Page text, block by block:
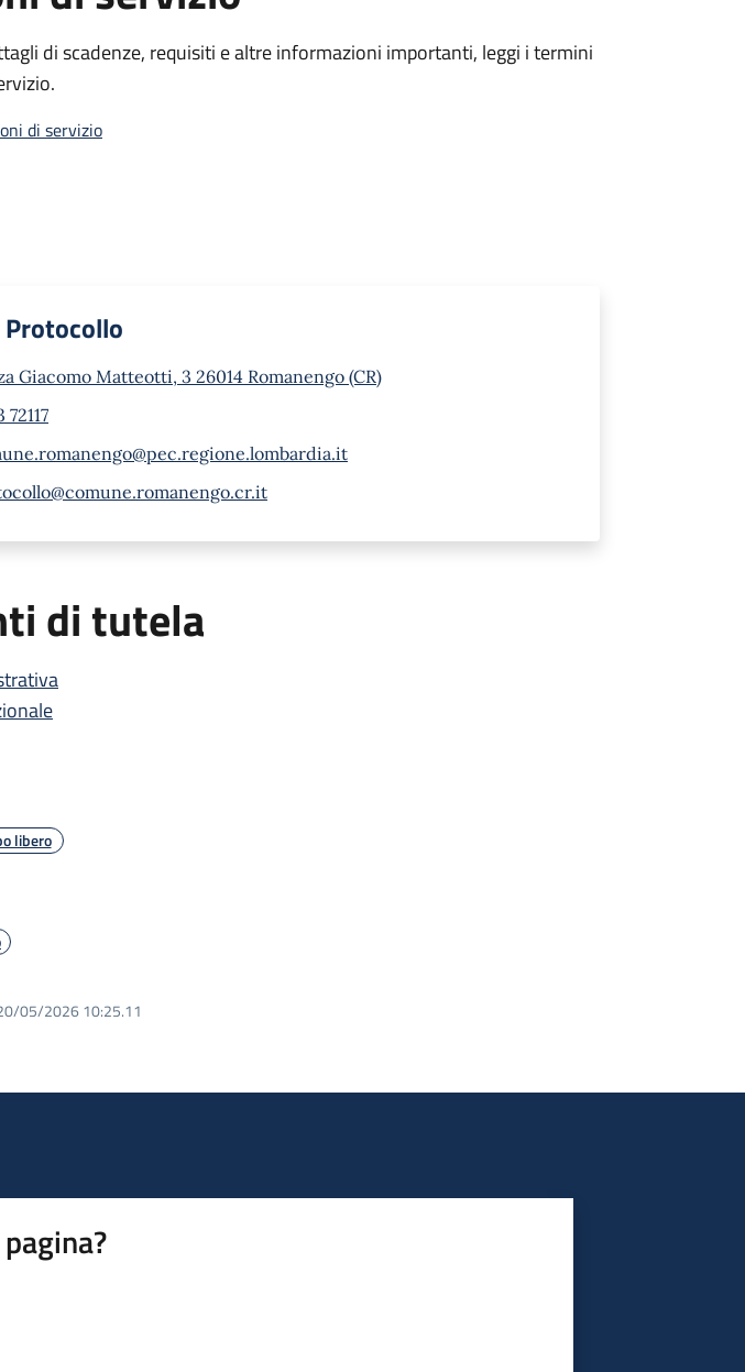
di scadenze, requisiti e altre informazioni importanti, leggi i termini
di servizio
Giacomo Matteotti, 3 26014 Romanengo (CR)
72117
di tutela
libero
05/2026 10:25.11